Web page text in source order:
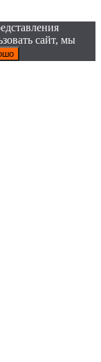
сайт, мы